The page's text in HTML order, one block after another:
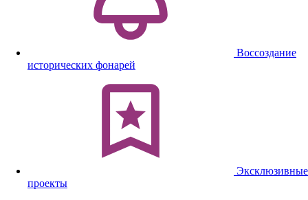
Воссоздание
исторических фонарей
Эксклюзивные
проекты